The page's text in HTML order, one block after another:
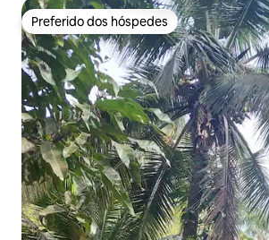
Preferido dos hóspedes
Preferido dos hóspedes